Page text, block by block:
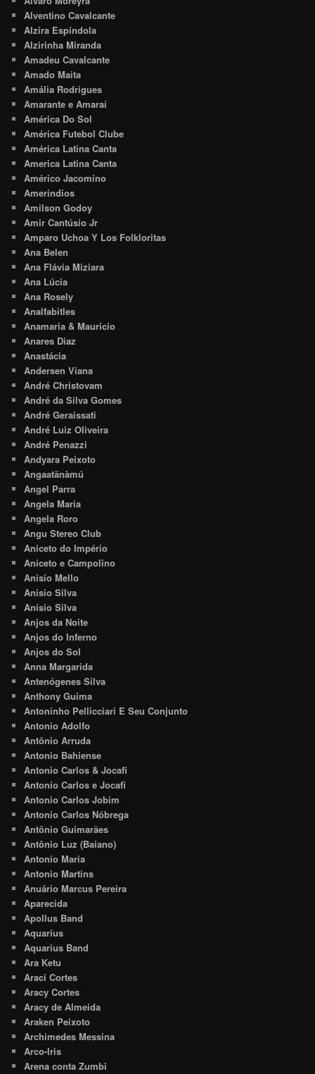
Alventino Cavalcante
Alzira Espíndola
Alzirinha Miranda
Amadeu Cavalcante
Amado Maita
Amália Rodrigues
Amarante e Amaraí
América Do Sol
América Futebol Clube
América Latina Canta
America Latina Canta
Américo Jacomino
Amerindios
Amilson Godoy
Amir Cantúsio Jr
Amparo Uchoa Y Los Folkloritas
Ana Belen
Ana Flávia Miziara
Ana Lúcia
Ana Rosely
Analfabitles
Anamaria & Maurício
Anares Diaz
Anastácia
Andersen Viana
André Christovam
André da Silva Gomes
André Geraissati
André Luiz Oliveira
André Penazzi
Andyara Peixoto
Angaatãnàmú
Angel Parra
Angela Maria
Angela Roro
Angu Stereo Club
Aniceto do Império
Aniceto e Campolino
Anisio Mello
Anisio Silva
Anísio Silva
Anjos da Noite
Anjos do Inferno
Anjos do Sol
Anna Margarida
Antenógenes Silva
Anthony Guima
Antoninho Pellicciari E Seu Conjunto
Antonio Adolfo
Antônio Arruda
Antonio Bahiense
Antonio Carlos & Jocafi
Antonio Carlos e Jocafi
Antonio Carlos Jobim
Antonio Carlos Nóbrega
Antônio Guimarães
Antônio Luz (Baiano)
Antonio Maria
Antonio Martins
Anuário Marcus Pereira
Aparecida
Apollus Band
Aquarius
Aquarius Band
Ara Ketu
Araci Cortes
Aracy Cortes
Aracy de Almeida
Araken Peixoto
Archimedes Messina
Arco-Iris
Arena conta Zumbi